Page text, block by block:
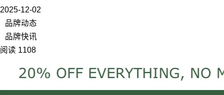
2025-12-02
品牌动态
品牌快讯
阅读 1108